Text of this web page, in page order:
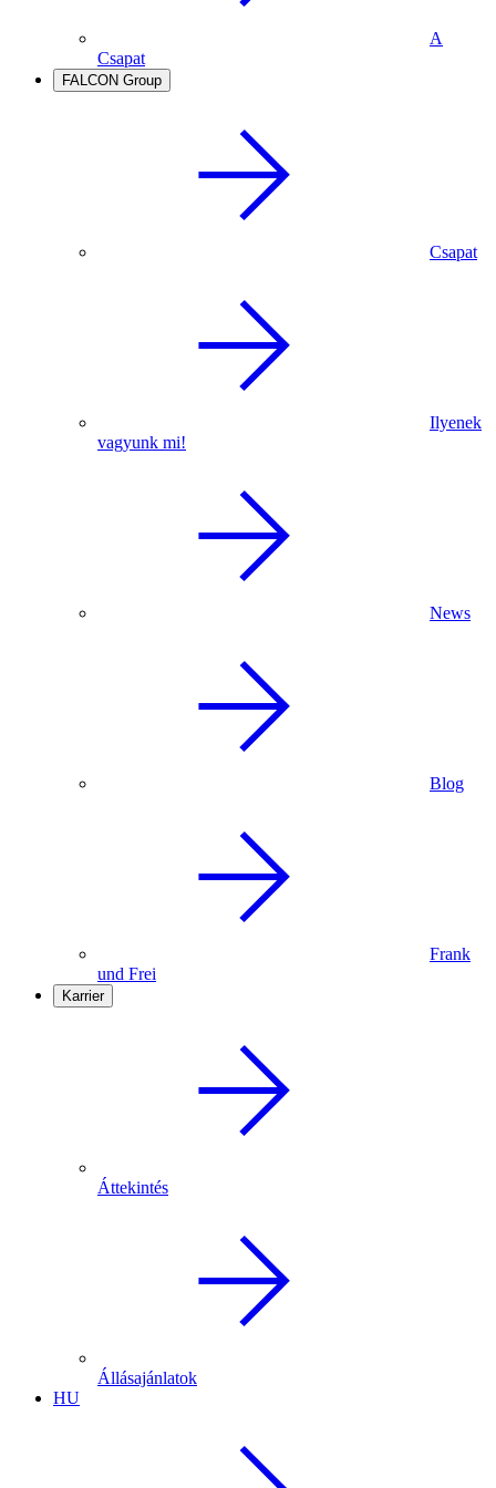
A
Csapat
FALCON Group
Csapat
Ilyenek
vagyunk mi!
News
Blog
Frank
und Frei
Karrier
Áttekintés
Állásajánlatok
HU